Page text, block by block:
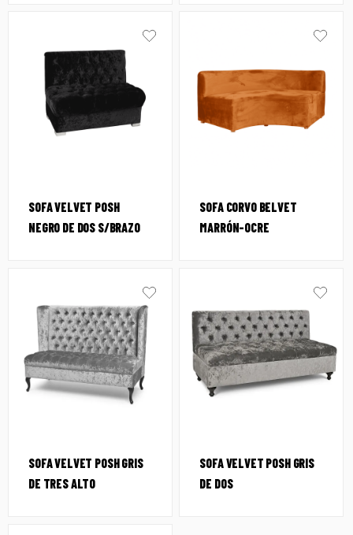
SOFA VELVET POSH
NEGRO DE DOS S/BRAZO
SOFA CORVO BELVET
MARRÓN-OCRE
SOFA VELVET POSH GRIS
DE TRES ALTO
SOFA VELVET POSH GRIS
DE DOS